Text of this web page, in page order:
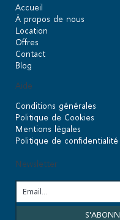
Accueil
À propos de nous
Location
Offres
Contact
Blog
Aide
Conditions générales
Politique de Cookies
Mentions légales
Politique de confidentialité
Newsletter